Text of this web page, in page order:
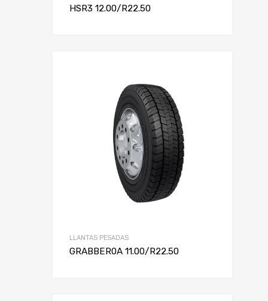
HSR3 12.00/R22.50
LLANTAS PESADAS
GRABBER0A 11.00/R22.50